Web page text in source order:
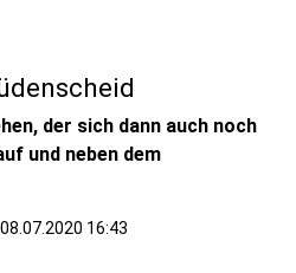
der sich dann auch noch
und neben dem
16:43